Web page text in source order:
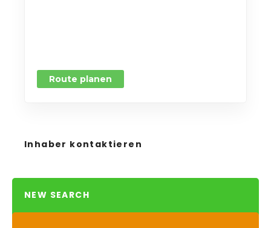
Route planen
Inhaber kontaktieren
NEW SEARCH